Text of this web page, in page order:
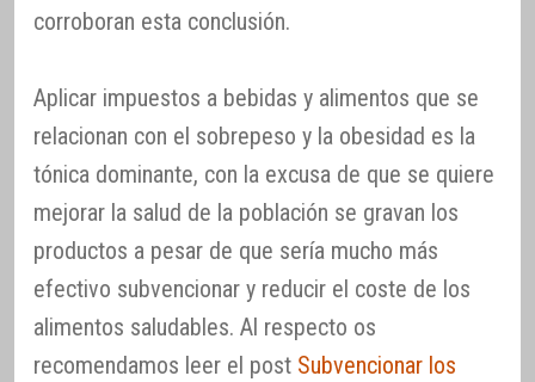
corroboran esta conclusión.
Aplicar impuestos a bebidas y alimentos que se
relacionan con el sobrepeso y la obesidad es la
tónica dominante, con la excusa de que se quiere
mejorar la salud de la población se gravan los
productos a pesar de que sería mucho más
efectivo subvencionar y reducir el coste de los
alimentos saludables. Al respecto os
recomendamos leer el post Subvencionar los